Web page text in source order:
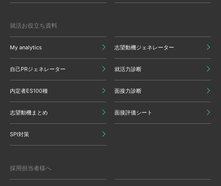
就活お役立ち資料
My analytics 志望動機ジェネレーター
自己PRジェネレーター 就活力診断
内定者ES100種 面接力診断
志望動機まとめ 面接評価シート
SPI対策
採用担当者様へ